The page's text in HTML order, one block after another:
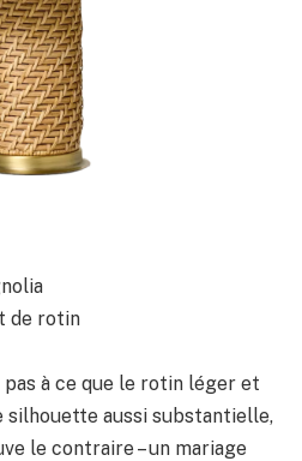
de rotin
à ce que le rotin léger et
silhouette aussi substantielle,
le contraire – un mariage